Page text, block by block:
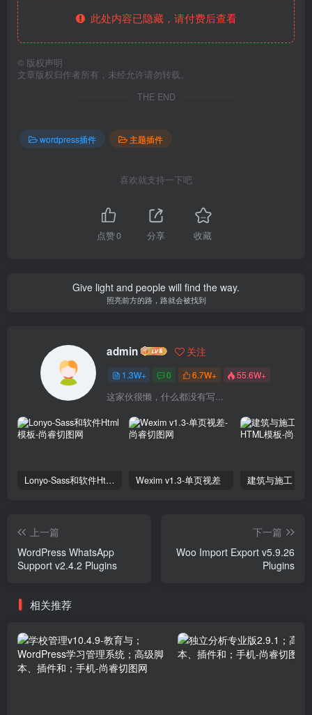
此处内容已隐藏，请付费后查看
© 版权声明
文章版权归作者所有，未经允许请勿转载。
THE END
wordpress插件 主题插件
喜欢就支持一下吧
点赞0 分享 收藏
Give light and people will find the way.
照亮前方的路，路就会被找到
admin 关注
1.3W+ 0 6.7W+ 55.6W+
这家伙很懒，什么都没有写...
Lonyo-Sass和软件Html模板 Wexim v1.3-单页视差
上一篇
WordPress WhatsApp
Support v2.4.2 Plugins
下一篇
Woo Import Export v5.9.26
Plugins
相关推荐